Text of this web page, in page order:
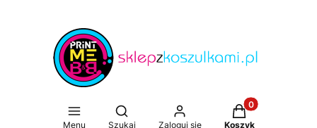
Menu
Otwórz wyszukiwarkę
Szukaj Zaloguj się
Produkty w
Koszyk